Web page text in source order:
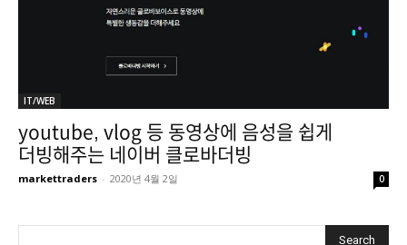
IT/WEB
youtube, vlog 등 동영상에 음성을 쉽게
더빙해주는 네이버 클로바더빙
markettraders - 2020년 4월 2일 0